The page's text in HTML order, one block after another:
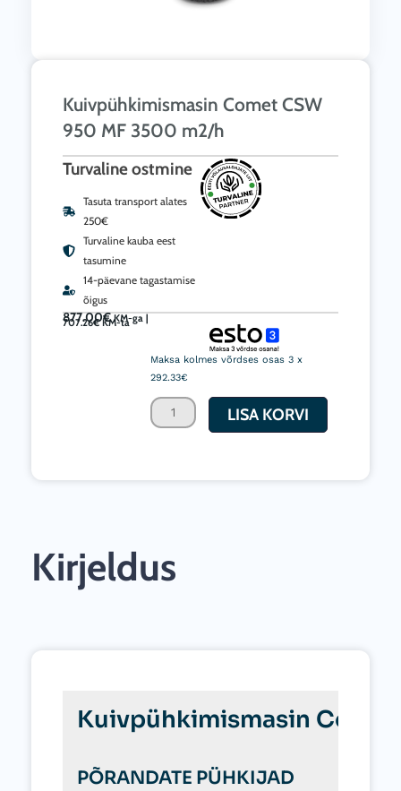
Kuivpühkimismasin Comet CSW
950 MF 3500 m2/h
Turvaline ostmine
Tasuta transport alates
250€
Turvaline kauba eest
tasumine
14-päevane tagastamise
õigus
877.00€ KM-ga |
707.26€KM-ta
Maksa kolmes võrdses osas 3 x
292.33€
Kuivpühkimismasin
CSW
950
MF
LISA KORVI
Kirjeldus
Kuivpühkimismasin
PÕRANDATE PÜHKIJAD